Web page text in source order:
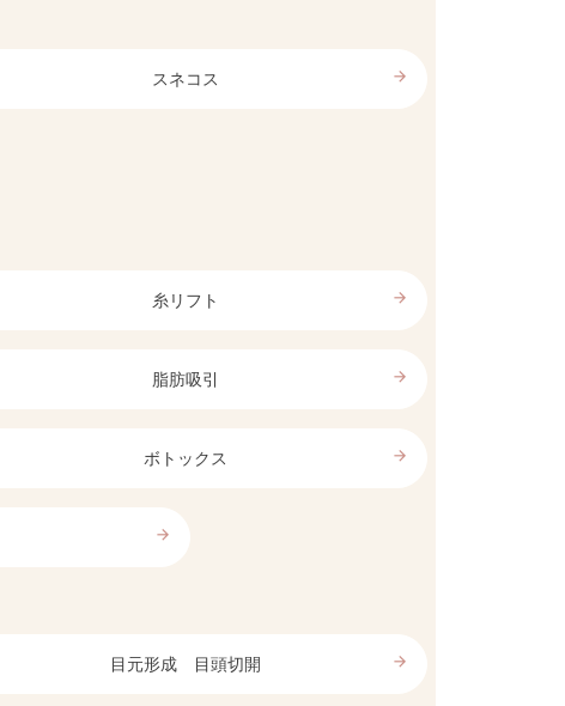
スネコス arrow_forward
糸リフト arrow_forward
脂肪吸引 arrow_forward
ボトックス arrow_forward
arrow_forward
目元形成 目頭切開 arrow_forward